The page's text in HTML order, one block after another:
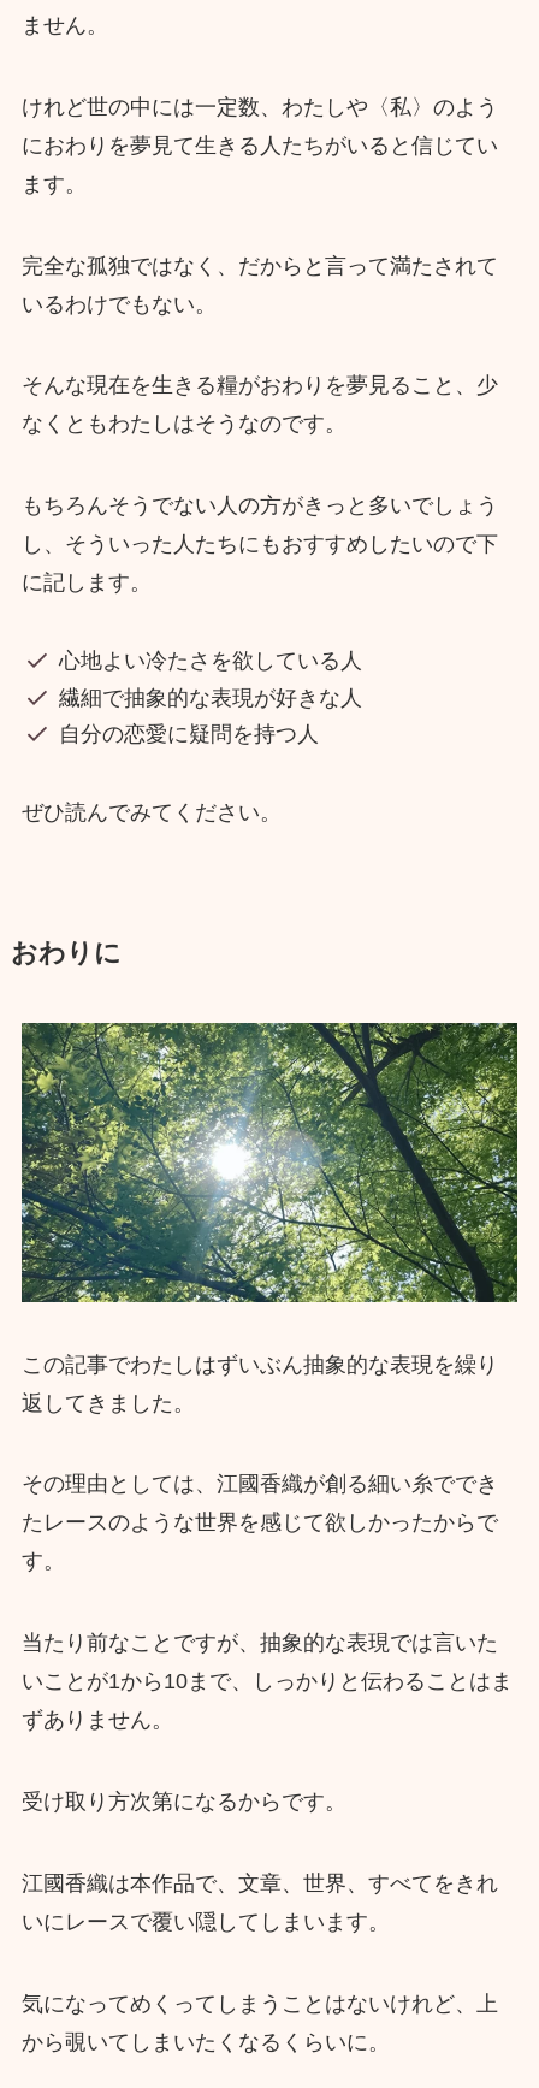
ません。
けれど世の中には一定数、わたしや〈私〉のよう
におわりを夢見て生きる人たちがいると信じてい
ます。
完全な孤独ではなく、だからと言って満たされて
いるわけでもない。
そんな現在を生きる糧がおわりを夢見ること、少
なくともわたしはそうなのです。
もちろんそうでない人の方がきっと多いでしょう
し、そういった人たちにもおすすめしたいので下
に記します。
心地よい冷たさを欲している人
繊細で抽象的な表現が好きな人
自分の恋愛に疑問を持つ人
ぜひ読んでみてください。
おわりに
この記事でわたしはずいぶん抽象的な表現を繰り
返してきました。
その理由としては、江國香織が創る細い糸ででき
たレースのような世界を感じて欲しかったからで
す。
当たり前なことですが、抽象的な表現では言いた
いことが1から10まで、しっかりと伝わることはま
ずありません。
受け取り方次第になるからです。
江國香織は本作品で、文章、世界、すべてをきれ
いにレースで覆い隠してしまいます。
気になってめくってしまうことはないけれど、上
から覗いてしまいたくなるくらいに。